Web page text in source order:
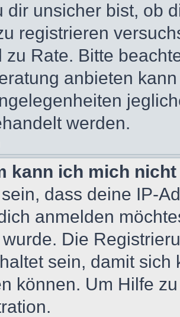
dir unsicher bist, ob
registrieren
zu Rate. Bitte
anbieten
werden.
kann ich mich
dass deine IP-
anmelden
Die
sein, damit
können. Um Hilfe